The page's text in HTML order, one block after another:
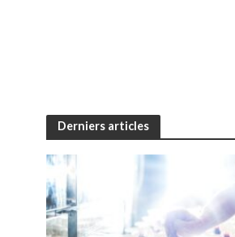
Derniers articles